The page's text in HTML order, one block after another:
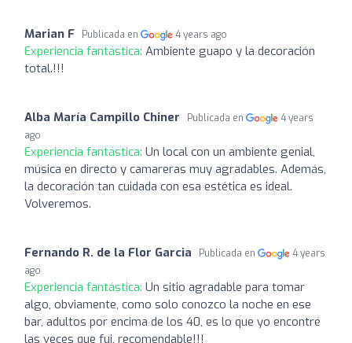
Marian F Publicada en 4 years ago
Experiencia fantástica: Ambiente guapo y la decoración
total.!!!
Alba María Campillo Chiner Publicada en
4 years
ago
Experiencia fantástica: Un local con un ambiente genial,
música en directo y camareras muy agradables. Además,
la decoración tan cuidada con esa estética es ideal.
Volveremos.
Fernando R. de la Flor Garcia Publicada en
4 years
ago
Experiencia fantástica: Un sitio agradable para tomar
algo, obviamente, como solo conozco la noche en ese
bar, adultos por encima de los 40, es lo que yo encontré
las veces que fui, recomendable!!!